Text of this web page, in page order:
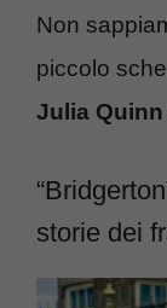
Non
piccolo
Julia Quinn
storie dei